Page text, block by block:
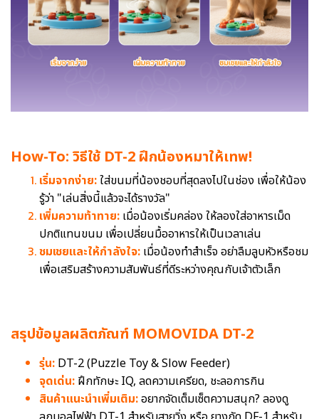
How-To: วิธีใช้ DT-2 ฝึกน้องหมาให้เทพ!
เริ่มจากง่าย:ใส่ขนมที่น้องชอบที่สุดลงไปในช่อง เพื่อให้น้อง
รู้ว่า "เล่นสิ่งนี้แล้วจะได้รางวัล"
เพิ่มความท้าทาย: เมื่อน้องเริ่มคล่อง ให้ลองใส่อาหารเม็ด
ปกติแทนขนม เพื่อเปลี่ยนมื้ออาหารให้เป็นเวลาเล่น
ชมเชยและให้กำลังใจ: เมื่อน้องทำสำเร็จ อย่าลืมลูบหัวหรือชม
เพื่อเสริมสร้างความสัมพันธ์ที่ดีระหว่างคุณกับเจ้าตัวเล็ก
สรุปข้อมูลผลิตภัณฑ์ MOMOVIDA DT-2
รุ่น: DT-2 (Puzzle Toy & Slow Feeder)
จุดเด่น: ฝึกทักษะ IQ, ลดความเครียด, ชะลอการกิน
สินค้าแนะนำเพิ่มเติม:อยากจัดเต็มเซ็ตความสนุก? ลองดู